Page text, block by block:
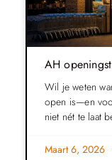
AH
Wil je weten
open is—en
niet nét te laat
Maart 6, 2026